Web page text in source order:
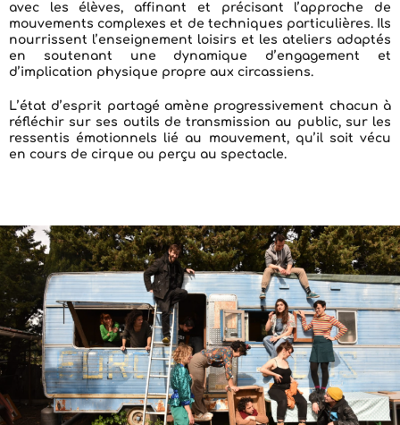
avec les élèves, affinant et précisant l’approche de
mouvements complexes et de techniques particulières. Ils
nourrissent l’enseignement loisirs et les ateliers adaptés
en soutenant une dynamique d’engagement et
d’implication physique propre aux circassiens.
L’état d’esprit partagé amène progressivement chacun à
réfléchir sur ses outils de transmission au public, sur les
ressentis émotionnels lié au mouvement, qu’il soit vécu
en cours de cirque ou perçu au spectacle.